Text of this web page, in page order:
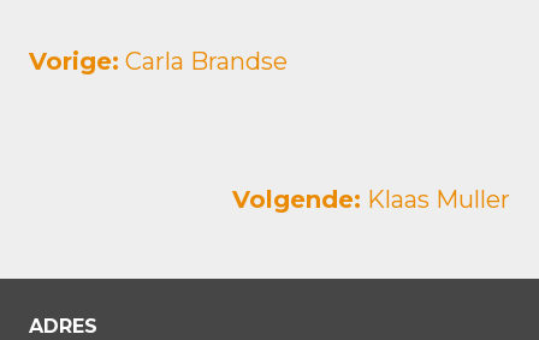
Vorige: Carla Brandse
Volgende: Klaas Muller
ADRES